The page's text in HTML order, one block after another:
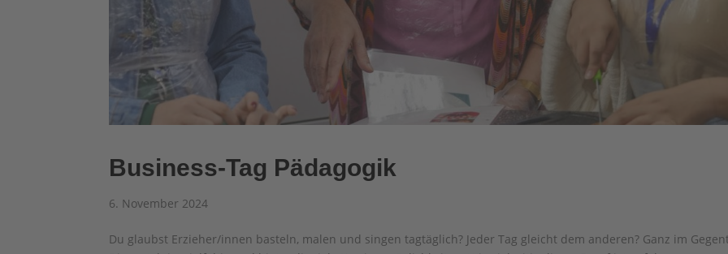
Business-Tag Pädagogik
6. November 2024
Du glaubst Erzieher/innen basteln, malen und singen tagtäglich? Jeder Tag gleicht dem anderen? Ganz im